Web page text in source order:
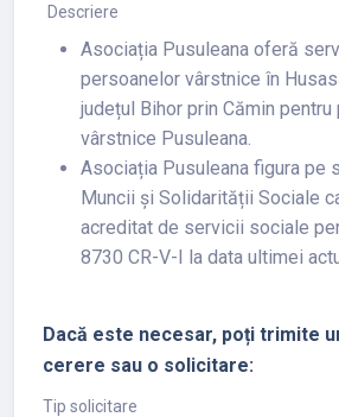
Descriere
Asociația Pusuleana oferă
persoanelor vârstnice în
județul Bihor prin Cămin pentru
vârstnice Pusuleana.
Asociația Pusuleana figura pe
Muncii și Solidarității Sociale
acreditat de servicii sociale
8730 CR-V-I la data ultimei
Dacă este necesar, poți trimite
cerere sau o solicitare:
Tip solicitare